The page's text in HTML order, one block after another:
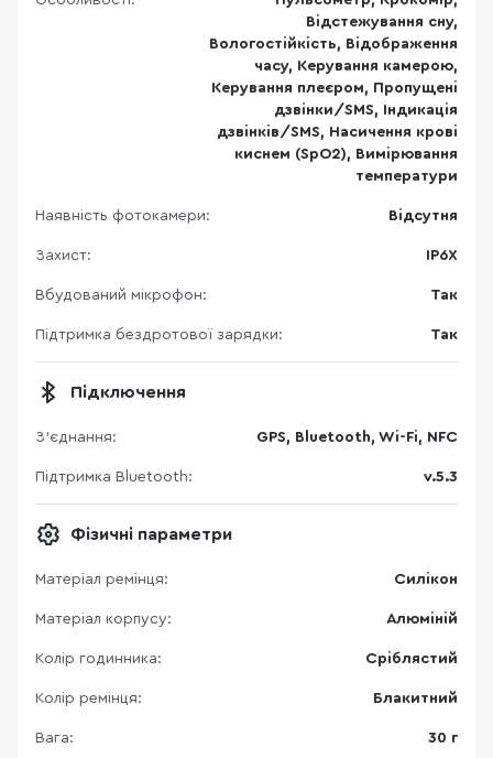
Відстежування сну,
Вологостійкість, Відображення
часу, Керування камерою,
Керування плеєром, Пропущені
дзвінки/SMS, Індикація
дзвінків/SMS, Насичення крові
киснем (SpO2), Вимірювання
температури
Наявність фотокамери: Відсутня
Захист: IP6X
Вбудований мікрофон: Так
Підтримка бездротової зарядки: Так
Підключення
З'єднання: GPS, Bluetooth, Wi-Fi, NFC
Підтримка Bluetooth: v.5.3
Фізичні параметри
Матеріал ремінця: Силікон
Матеріал корпусу: Алюміній
Колір годинника: Сріблястий
Колір ремінця: Блакитний
Вага: 30 г